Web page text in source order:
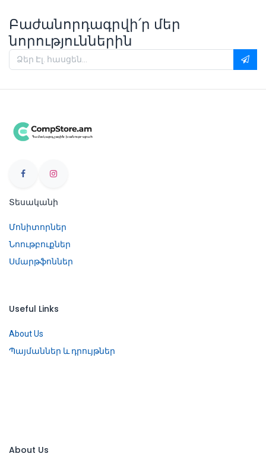
Բաժանորդագրվի՛ր մեր
նորություններին
Տեսականի
Մոնիտորներ
Նոութբուքներ
Սմարթֆոններ
Useful Links
About Us
Պայմաններ և դրույթներ
About Us